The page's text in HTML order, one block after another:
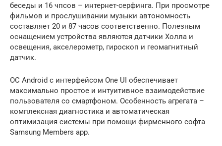
беседы и 16 чпсов – интернет-серфинга. При просмотре
фильмов и прослушивании музыки автономность
составляет 20 и 87 часов соответственно. Полезным
оснащением устройства являются датчики Холла и
освещения, акселерометр, гироскоп и геомагнитный
датчик.
ОС Android с интерфейсом One UI обеспечивает
максимально простое и интуитивное взаимодействие
пользователя со смартфоном. Особенность агрегата –
комплексная диагностика и автоматическая
оптимизация системы при помощи фирменного софта
Samsung Members app.